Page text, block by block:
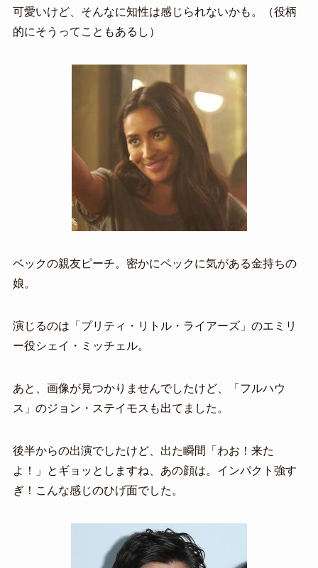
可愛いけど、そんなに知性は感じられないかも。（役柄
的にそうってこともあるし）
ベックの親友ピーチ。密かにベックに気がある金持ちの
娘。
演じるのは「プリティ・リトル・ライアーズ」のエミリ
ー役シェイ・ミッチェル。
あと、画像が見つかりませんでしたけど、「フルハウ
ス」のジョン・ステイモスも出てました。
後半からの出演でしたけど、出た瞬間「わお！来た
よ！」とギョッとしますね、あの顔は。インパクト強す
ぎ！こんな感じのひげ面でした。